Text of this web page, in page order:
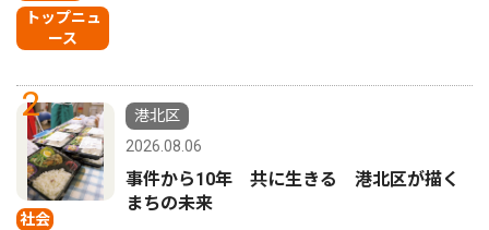
トップニュ
ース
2
社会
港北区
2026.08.06
事件から10年 共に生きる 港北区が描く
まちの未来